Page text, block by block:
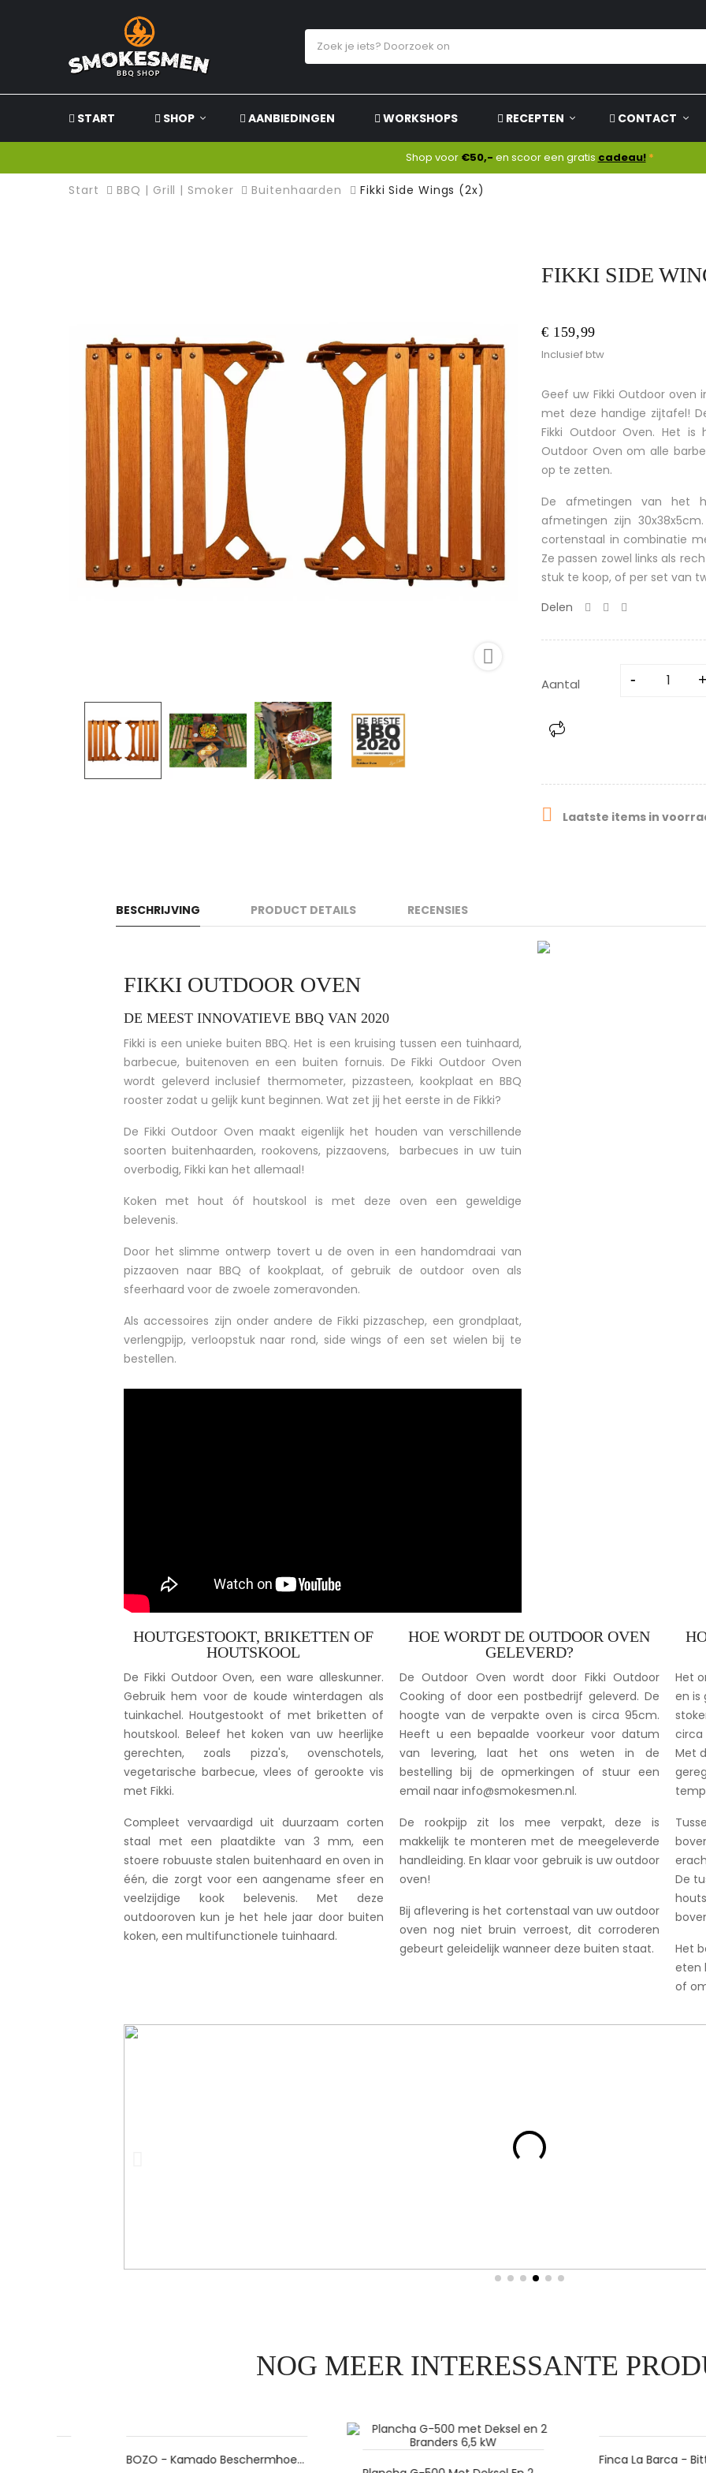
START SHOP AANBIEDINGEN WORKSHOPS RECEPTEN CONTACT
Shop voor €50,- en scoor een gratis cadeau! *
Start BBQ | Grill | Smoker Buitenhaarden Fikki Side Wings (2x)

FIKKI SIDE
€ 159,99
Inclusief btw
Geef uw Fikki Outdoor
met deze handige zijtafel!
Fikki Outdoor Oven. Het
Outdoor Oven om alle
op te zetten.
De afmetingen van het
afmetingen zijn
cortenstaal in combinatie
Ze passen zowel links als
stuk te koop, of per set van
Delen
Aantal
 Laatste items in
BESCHRIJVING PRODUCT DETAILS RECENSIES
FIKKI OUTDOOR OVEN
DE MEEST INNOVATIEVE BBQ VAN 2020
Fikki is een unieke buiten BBQ. Het is een kruising tussen een tuinhaard,
barbecue, buitenoven en een buiten fornuis. De Fikki Outdoor Oven
wordt geleverd inclusief thermometer, pizzasteen, kookplaat en BBQ
rooster zodat u gelijk kunt beginnen. Wat zet jij het eerste in de Fikki?
De Fikki Outdoor Oven maakt eigenlijk het houden van verschillende
soorten buitenhaarden, rookovens, pizzaovens, barbecues in uw tuin
overbodig, Fikki kan het allemaal!
Koken met hout óf houtskool is met deze oven een geweldige
belevenis.
Door het slimme ontwerp tovert u de oven in een handomdraai van
pizzaoven naar BBQ of kookplaat, of gebruik de outdoor oven als
sfeerhaard voor de zwoele zomeravonden.
Als accessoires zijn onder andere de Fikki pizzaschep, een grondplaat,
verlengpijp, verloopstuk naar rond, side wings of een set wielen bij te
bestellen.
HOUTGESTOOKT, BRIKETTEN OF
HOUTSKOOL
De Fikki Outdoor Oven, een ware alleskunner.
Gebruik hem voor de koude winterdagen als
tuinkachel. Houtgestookt of met briketten of
houtskool. Beleef het koken van uw heerlijke
gerechten, zoals pizza's, ovenschotels,
vegetarische barbecue, vlees of gerookte vis
met Fikki.
Compleet vervaardigd uit duurzaam corten
staal met een plaatdikte van 3 mm, een
stoere robuuste stalen buitenhaard en oven in
één, die zorgt voor een aangename sfeer en
veelzijdige kook belevenis. Met deze
outdooroven kun je het hele jaar door buiten
koken, een multifunctionele tuinhaard.
HOE WORDT DE OUTDOOR OVEN
GELEVERD?
De Outdoor Oven wordt door Fikki Outdoor
Cooking of door een postbedrijf geleverd. De
hoogte van de verpakte oven is circa 95cm.
Heeft u een bepaalde voorkeur voor datum
van levering, laat het ons weten in de
bestelling bij de opmerkingen of stuur een
email naar info@smokesmen.nl.
De rookpijp zit los mee verpakt, deze is
makkelijk te monteren met de meegeleverde
handleiding. En klaar voor gebruik is uw outdoor
oven!
Bij aflevering is het cortenstaal van uw outdoor
oven nog niet bruin verroest, dit corroderen
gebeurt geleidelijk wanneer deze buiten staat.
Het
en is
circa
Met
De
Het
eten
of
NOG MEER INTERESSANTE
BOZO - Kamado Beschermhoes
Finca La Barca - Bitter/